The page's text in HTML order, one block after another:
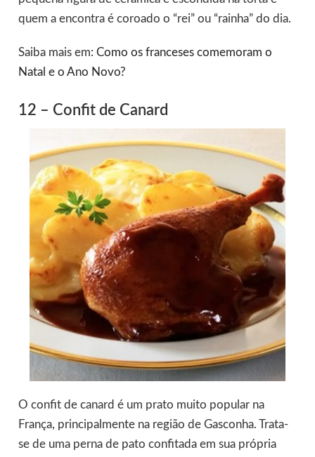
quem a encontra é coroado o “rei” ou “rainha” do dia.
Saiba mais em: Como os franceses comemoram o
Natal e o Ano Novo?
12 – Confit de Canard
O confit de canard é um prato muito popular na
França, principalmente na região de Gasconha. Trata-
se de uma perna de pato confitada em sua própria